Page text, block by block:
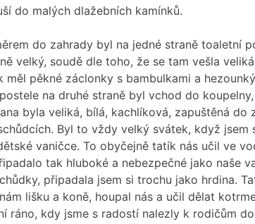
do malých dlažebních kamínků.
do zahrady byl na jedné straně toaletní
velký, soudě dle toho, že se tam vešla
měl pěkné záclonky s bambulkami a
na druhé straně byl vchod do
byla veliká, bílá, kachlíková, zapuštěná do
Byl to vždy velký svátek, když jsem
vaničce. To obyčejně tatík nás učil ve
tak hluboké a nebezpečné jako naše
připadala jsem si trochu jako hrdina.
lišku a koně, houpal nás a učil dělat
ráno, kdy jsme s radostí nalezly k rodičům